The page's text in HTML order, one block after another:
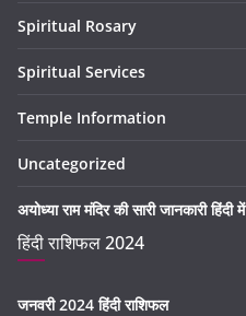
Spiritual Rosary
Spiritual Services
Temple Information
Uncategorized
अयोध्या राम मंदिर की सारी जानकारी हिंदी में
हिंदी राशिफल 2024
जनवरी 2024 हिंदी राशिफल